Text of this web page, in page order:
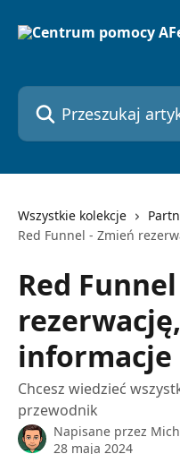
Przeszukaj artykuły...
Wszystkie kolekcje
Red Funnel - Zmień
Red
informacje
Chcesz wiedzieć
przewodnik
Napisane przez
28 maja 2024